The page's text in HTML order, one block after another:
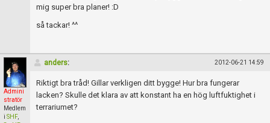
mig super bra planer! :D
så tackar! ^^
Admini
stratör
Medlem
i SHF,
anders: 2012-06-21 14:59
Riktigt bra tråd! Gillar verkligen ditt bygge! Hur bra fungerar
lacken? Skulle det klara av att konstant ha en hög luftfuktighet i
terrariumet?